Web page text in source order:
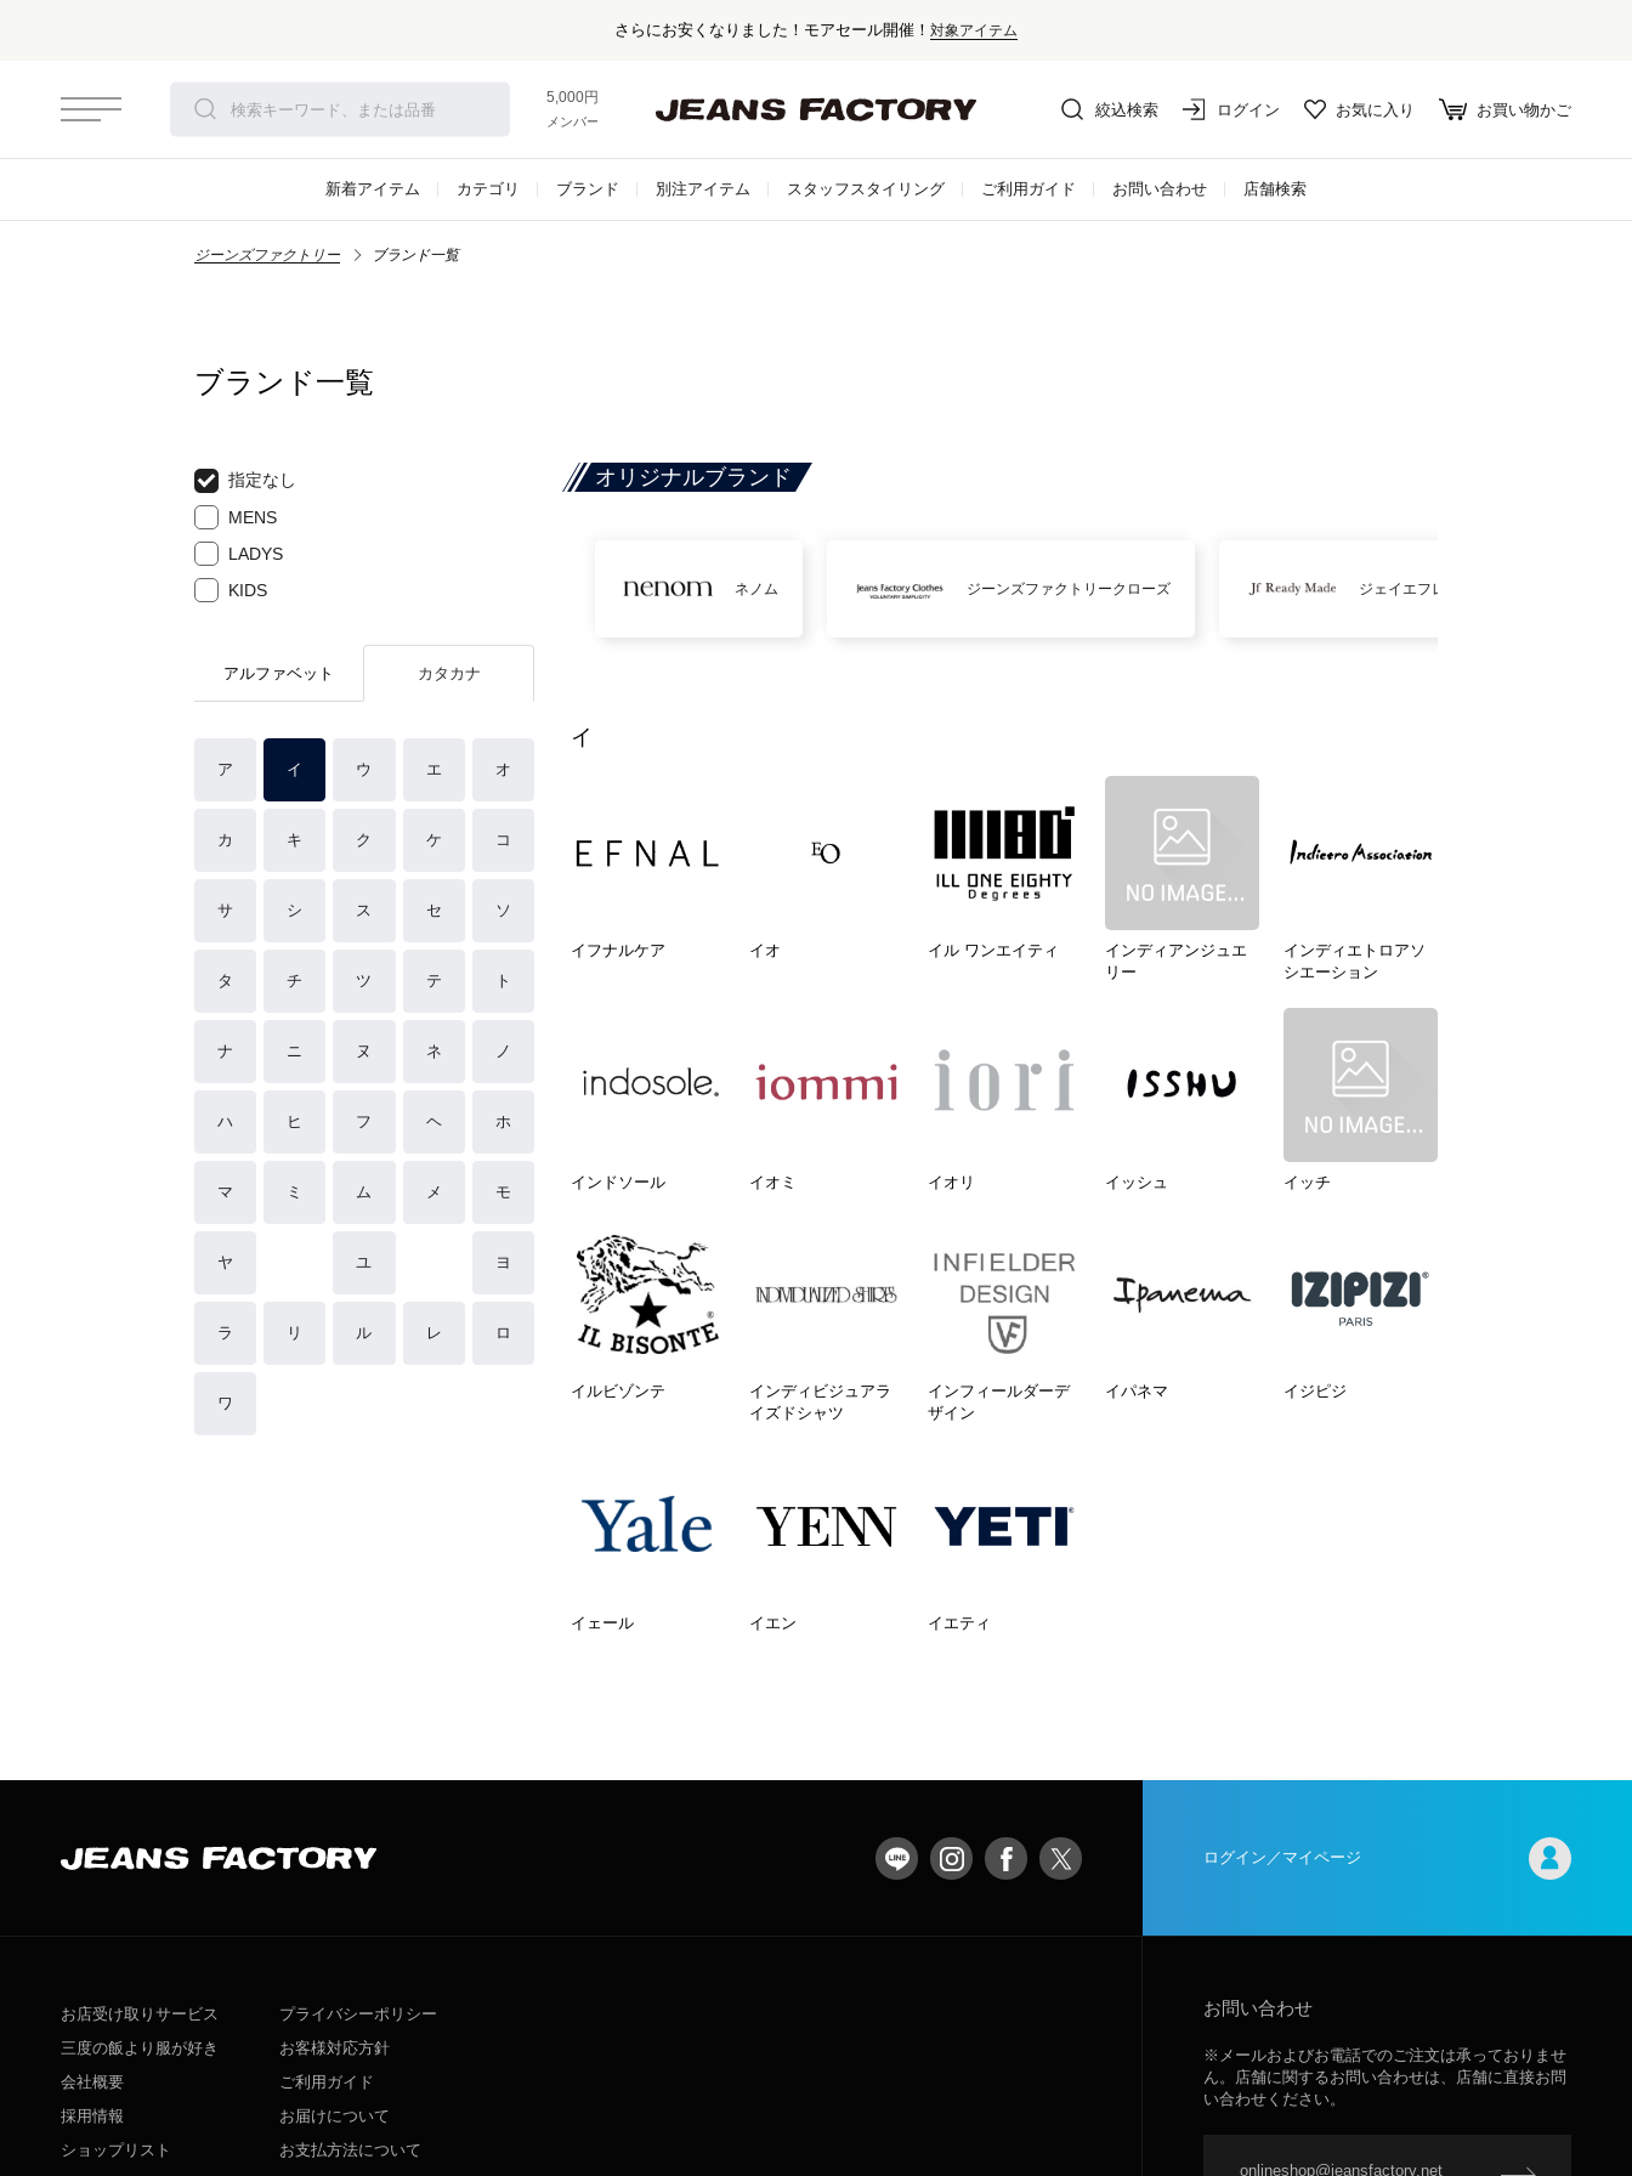
さらにお安くなりました！モアセール開催！ 対象アイテム
5,000円以上お買い上げで送料無料！
メンバー登録でお得な情報をゲット。さらに詳しく
絞込検索 ログイン お気に入り お買い物かご
新着アイテム カテゴリ ブランド 別注アイテム スタッフスタイリング ご利用ガイド お問い合わせ 店舗検索
ジーンズファクトリー ブランド一覧
ブランド一覧
指定なし
MENS
LADYS
KIDS
アルファベット カタカナ
ア イ ウ エ オ
カ キ ク ケ コ
サ シ ス セ ソ
タ チ ツ テ ト
ナ ニ ヌ ネ ノ
ハ ヒ フ ヘ ホ
マ ミ ム メ モ
ヤ ユ ヨ
ラ リ ル レ ロ
ワ
オリジナルブランド
ネノム ジーンズファクトリークローズ ジェイエフレディメイド
イ
イフナルケア イオ イル ワンエイティ
インディアンジュエ
リー
インディエトロアソ
シエーション
インドソール イオミ イオリ イッシュ イッチ
イルビゾンテ
インディビジュアラ
イズドシャツ
インフィールダーデ
ザイン
イパネマ イジピジ
イェール イエン イエティ
ログイン／マイページ
お店受け取りサービス
三度の飯より服が好き
会社概要
採用情報
ショップリスト
プライバシーポリシー
お客様対応方針
ご利用ガイド
お届けについて
お支払方法について
お問い合わせ
※メールおよびお電話でのご注文は承っておりませ
ん。店舗に関するお問い合わせは、店舗に直接お問
い合わせください。
onlineshop@jeansfactory.net